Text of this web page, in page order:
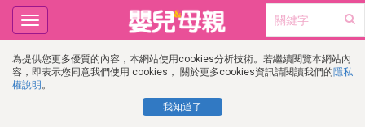
為提供您更多優質的內容，本網站使用cookies分析技術。若繼續閱覽本網站內
容，即表示您同意我們使用 cookies， 關於更多cookies資訊請閱讀我們的隱私
權說明 。
我知道了
Toggle
navigation